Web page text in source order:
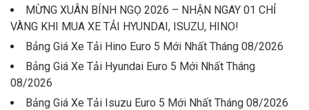
MỪNG XUÂN BÍNH NGỌ 2026 – NHẬN NGAY 01 CHỈ
VÀNG KHI MUA XE TẢI HYUNDAI, ISUZU, HINO!
Bảng Giá Xe Tải Hino Euro 5 Mới Nhất Tháng 08/2026
Bảng Giá Xe Tải Hyundai Euro 5 Mới Nhất Tháng
08/2026
Bảng Giá Xe Tải Isuzu Euro 5 Mới Nhất Tháng 08/2026